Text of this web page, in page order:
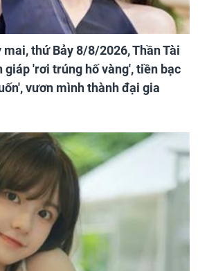
thứ Bảy 8/8/2026, Thần Tài
giáp 'rơi trúng hố vàng', tiền bạc
vươn mình thành đại gia